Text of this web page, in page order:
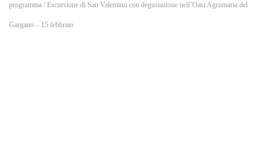
programma / Escursione di San Valentino con degustazione nell’Oasi Agrumaria del
Gargano – 15 febbraio